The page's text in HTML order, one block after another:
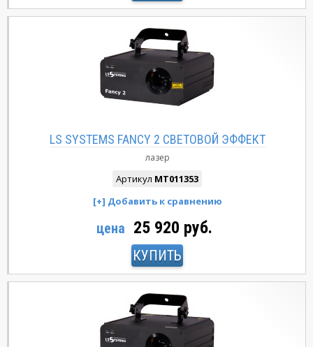
LS SYSTEMS FANCY 2 СВЕТОВОЙ ЭФФЕКТ
лазер
Артикул MT011353
цена 25 920 руб.
КУПИТЬ